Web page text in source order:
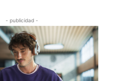
- publicidad -